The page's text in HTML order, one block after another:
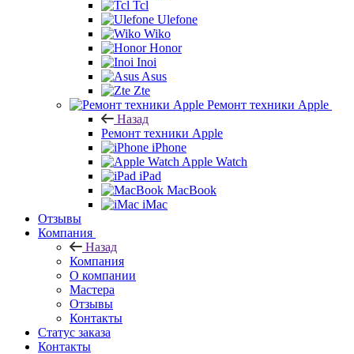
Tcl
Ulefone
Wiko
Honor
Inoi
Asus
Zte
Ремонт техники Apple
Назад
Ремонт техники Apple
iPhone
Apple Watch
iPad
MacBook
iMac
Отзывы
Компания
Назад
Компания
О компании
Мастера
Отзывы
Контакты
Статус заказа
Контакты